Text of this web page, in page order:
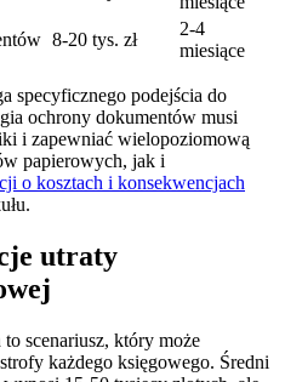
8-20 tys. zł
2-4
miesiące
specyficznego podejścia do
ochrony dokumentów musi
i zapewniać wielopoziomową
papierowych, jak i
o kosztach i konsekwencjach
utraty
scenariusz, który może
każdego księgowego. Średni